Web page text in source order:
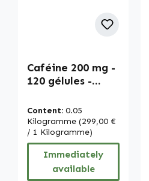
Caféine 200 mg -
120 gélules -
Haute dose &
Vegan | Warnke
Vitalstoffe
Content: 0.05
Kilogramme (299,00 €
/ 1 Kilogramme)
Immediately
available